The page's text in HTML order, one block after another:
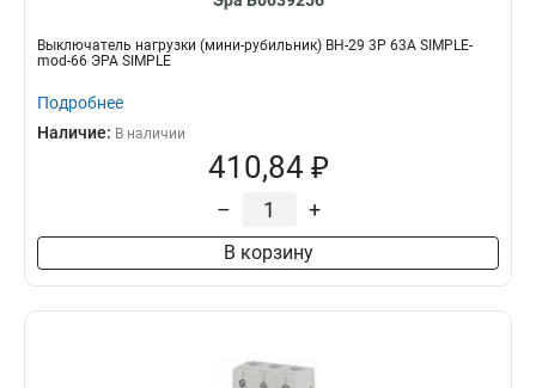
Выключатель нагрузки (мини-рубильник) ВН-29 3P 63А SIMPLE-
mod-66 ЭРА SIMPLE
Подробнее
Наличие: В наличии
410,84 ₽
– +
В корзину